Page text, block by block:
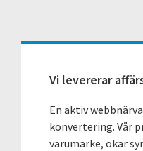
Primärt
sidofält
Vi levererar
En aktiv
konvertering. Vår
varumärke, ökar